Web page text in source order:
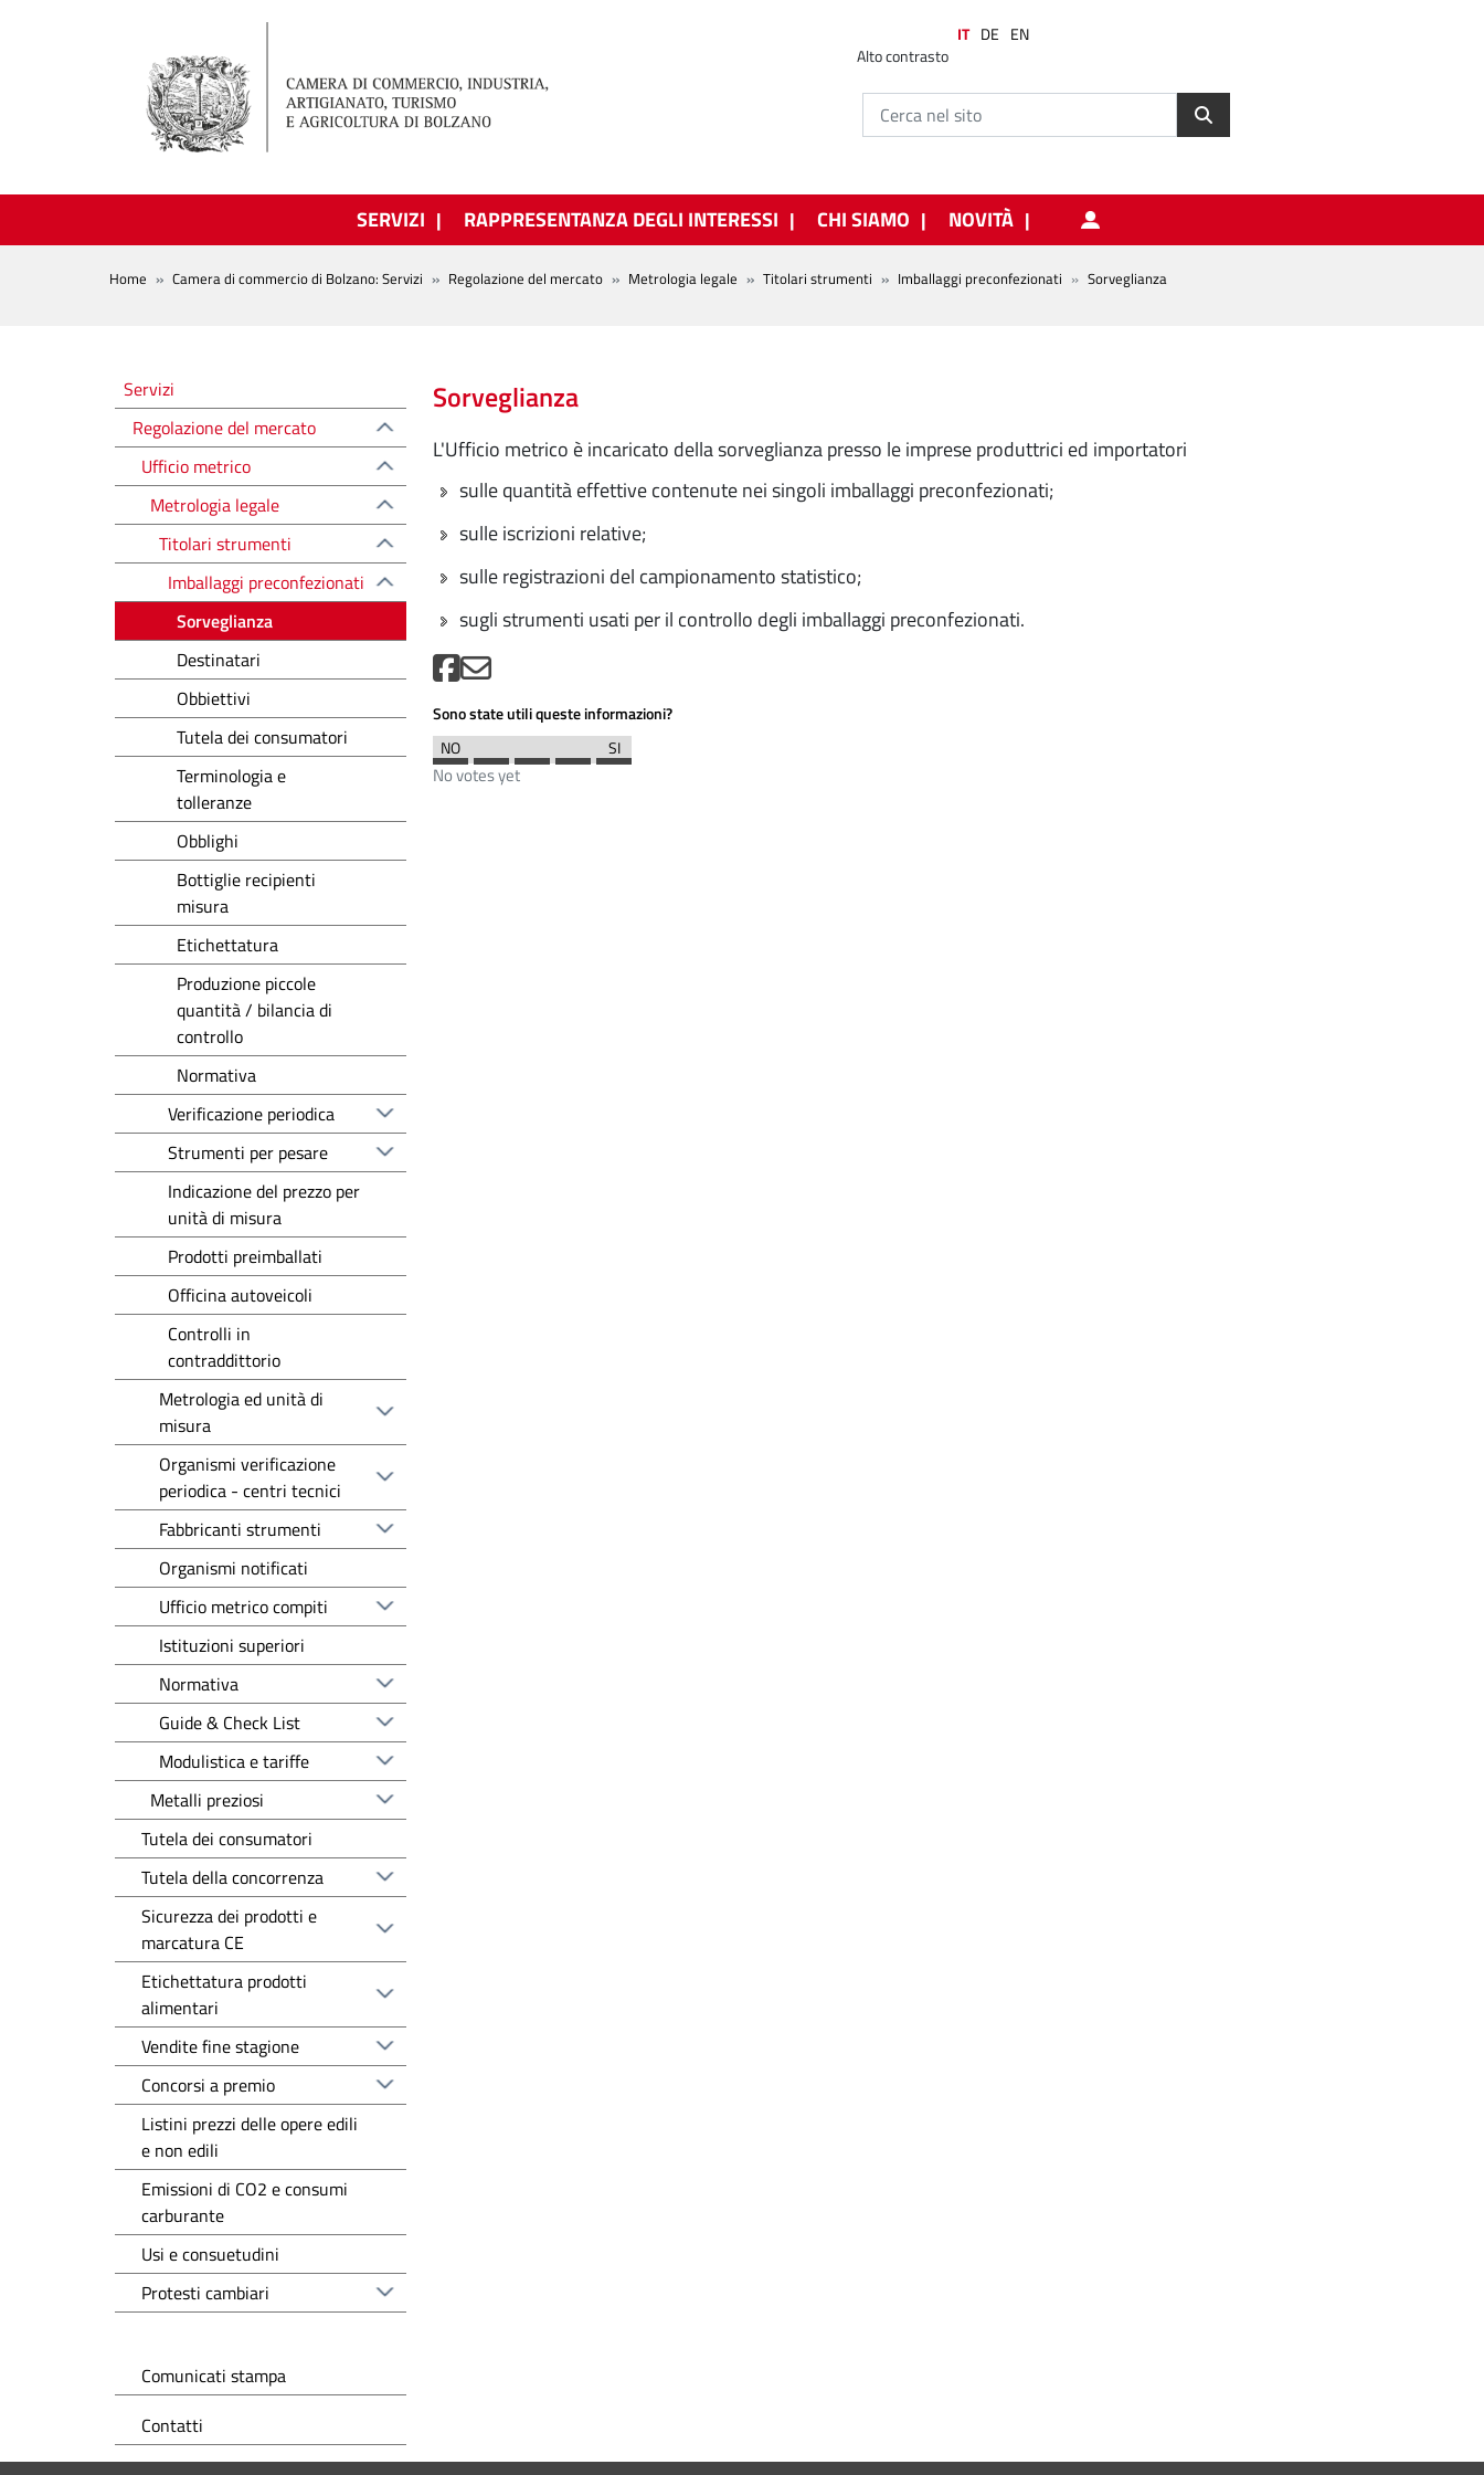
Alto contrasto
IT DE EN
SERVIZI RAPPRESENTANZA DEGLI INTERESSI CHI SIAMO NOVITÀ
BREADCRUMB
Home Camera di commercio di Bolzano: Servizi Regolazione del mercato Metrologia legale Titolari strumenti Imballaggi preconfezionati Sorveglianza
Sorveglianza
L'Ufficio metrico è incaricato della sorveglianza presso le imprese produttrici ed importatori
sulle quantità effettive contenute nei singoli imballaggi preconfezionati;
sulle iscrizioni relative;
sulle registrazioni del campionamento statistico;
sugli strumenti usati per il controllo degli imballaggi preconfezionati.
Sono state utili queste informazioni?
No votes yet
Regolazione del mercato
Servizi
Regolazione del mercato
Ufficio metrico
Metrologia legale
Titolari strumenti
Imballaggi preconfezionati
Sorveglianza
Destinatari
Obbiettivi
Tutela dei consumatori
Terminologia e
tolleranze
Obblighi
Bottiglie recipienti
misura
Etichettatura
Produzione piccole
quantità / bilancia di
controllo
Normativa
Verificazione periodica
Strumenti per pesare
Indicazione del prezzo per
unità di misura
Prodotti preimballati
Officina autoveicoli
Controlli in
contraddittorio
Metrologia ed unità di
misura
Organismi verificazione
periodica - centri tecnici
Fabbricanti strumenti
Organismi notificati
Ufficio metrico compiti
Istituzioni superiori
Normativa
Guide & Check List
Modulistica e tariffe
Metalli preziosi
Tutela dei consumatori
Tutela della concorrenza
Sicurezza dei prodotti e
marcatura CE
Etichettatura prodotti
alimentari
Vendite fine stagione
Concorsi a premio
Listini prezzi delle opere edili
e non edili
Emissioni di CO2 e consumi
carburante
Usi e consuetudini
Protesti cambiari
Comunicati stampa
Contatti